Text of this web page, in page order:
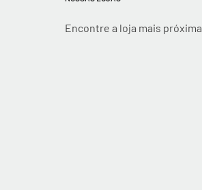
Encontre a loja mais próxima